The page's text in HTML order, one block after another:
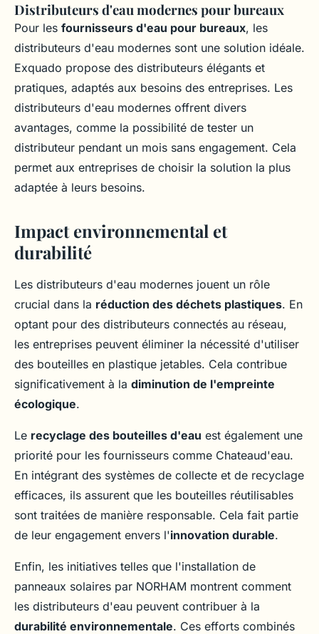
Distributeurs d'eau modernes pour bureaux
Pour les fournisseurs d'eau pour bureaux, les
distributeurs d'eau modernes sont une solution idéale.
Exquado propose des distributeurs élégants et
pratiques, adaptés aux besoins des entreprises. Les
distributeurs d'eau modernes offrent divers
avantages, comme la possibilité de tester un
distributeur pendant un mois sans engagement. Cela
permet aux entreprises de choisir la solution la plus
adaptée à leurs besoins.
Impact environnemental et
durabilité
Les distributeurs d'eau modernes jouent un rôle
crucial dans la réduction des déchets plastiques. En
optant pour des distributeurs connectés au réseau,
les entreprises peuvent éliminer la nécessité d'utiliser
des bouteilles en plastique jetables. Cela contribue
significativement à la diminution de l'empreinte
écologique.
Le recyclage des bouteilles d'eau est également une
priorité pour les fournisseurs comme Chateaud'eau.
En intégrant des systèmes de collecte et de recyclage
efficaces, ils assurent que les bouteilles réutilisables
sont traitées de manière responsable. Cela fait partie
de leur engagement envers l'innovation durable.
Enfin, les initiatives telles que l'installation de
panneaux solaires par NORHAM montrent comment
les distributeurs d'eau peuvent contribuer à la
durabilité environnementale. Ces efforts combinés